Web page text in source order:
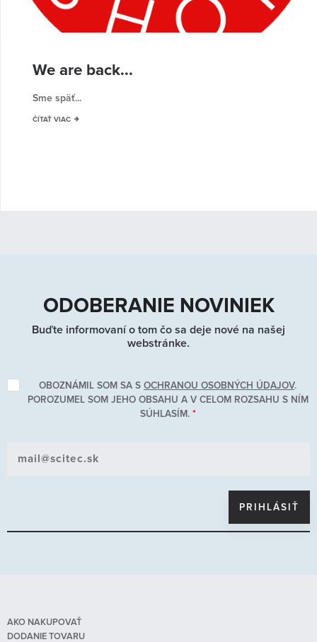
We are back...
Sme späť...
ČÍTAŤ VIAC
ODOBERANIE NOVINIEK
Buďte informovaní o tom čo sa deje nové na našej
webstránke.
OBOZNÁMIL SOM SA S OCHRANOU OSOBNÝCH ÚDAJOV.
POROZUMEL SOM JEHO OBSAHU A V CELOM ROZSAHU S NÍM
SÚHLASÍM. *
AKO NAKUPOVAŤ
DODANIE TOVARU